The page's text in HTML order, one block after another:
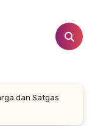
dan Satgas